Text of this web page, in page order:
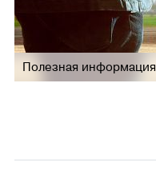
Полезная информация